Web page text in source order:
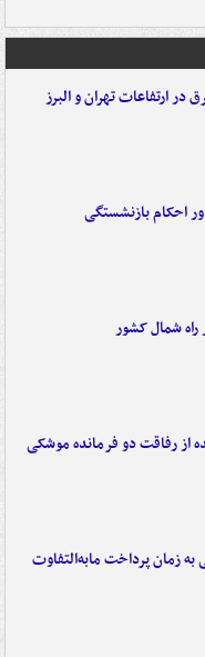
در ارتفاعات تهران و البرز
احکام بازنشستگی
راه شمال کشور
از رفاقت دو فرمانده‌ موشکی
به زمان پرداخت مابه‌التفاوت